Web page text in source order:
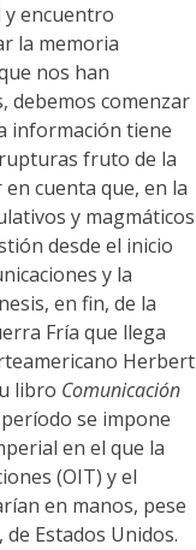
encuentro
la memoria
nos han
debemos comenzar
información tiene
fruto de la
cuenta que, en la
y magmáticos
desde el inicio
y la
en fin, de la
Fría que llega
Herbert
libro Comunicación
período se impone
en el que la
(OIT) y el
en manos, pese
Estados Unidos.